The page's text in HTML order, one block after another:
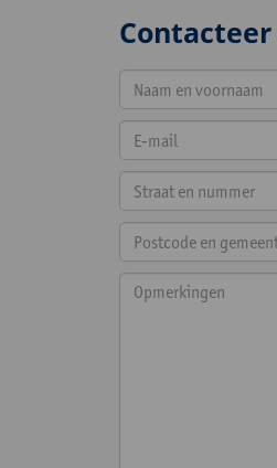
Contacteer